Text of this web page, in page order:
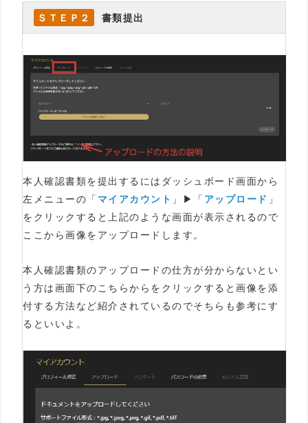
ＳＴＥＰ２ 書類提出
本人確認書類を提出するにはダッシュボード画面から
左メニューの「 マイアカウント 」▶「 アップロード 」
をクリックすると上記のような画面が表示されるので
ここから画像をアップロードします。
本人確認書類のアップロードの仕方が分からないとい
う方は画面下のこちらからをクリックすると画像を添
付する方法など紹介されているのでそちらも参考にす
るといいよ。